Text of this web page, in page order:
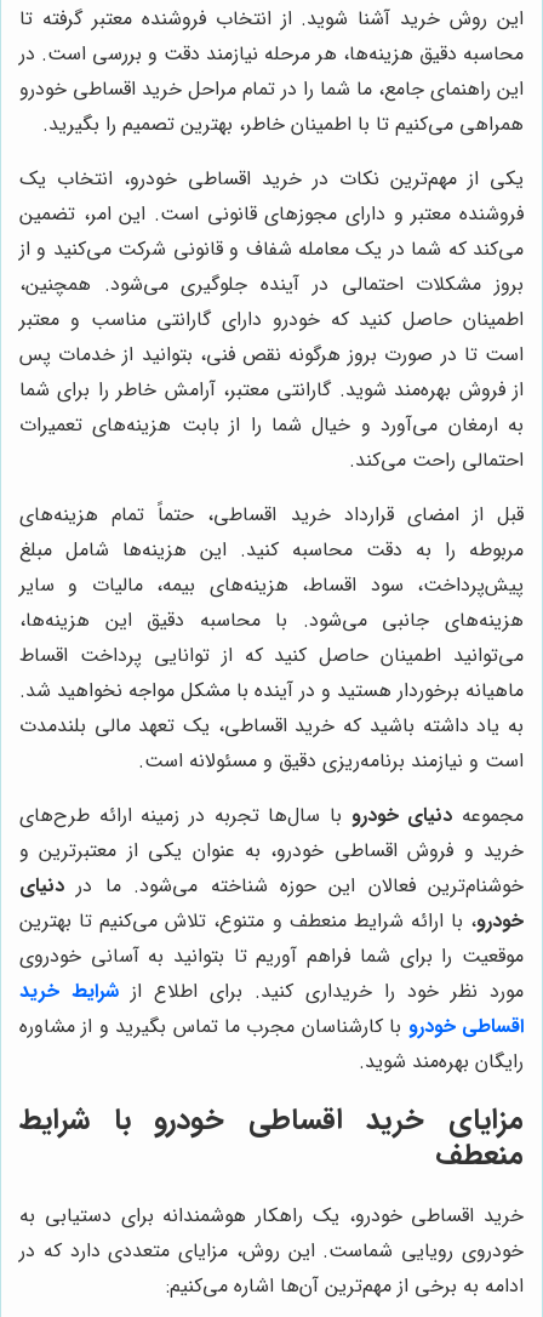
این روش خرید آشنا شوید. از انتخاب فروشنده معتبر گرفته تا
محاسبه دقیق هزینه‌ها، هر مرحله نیازمند دقت و بررسی است. در
این راهنمای جامع، ما شما را در تمام مراحل خرید اقساطی خودرو
همراهی می‌کنیم تا با اطمینان خاطر، بهترین تصمیم را بگیرید.
یکی از مهم‌ترین نکات در خرید اقساطی خودرو، انتخاب یک
فروشنده معتبر و دارای مجوزهای قانونی است. این امر، تضمین
می‌کند که شما در یک معامله شفاف و قانونی شرکت می‌کنید و از
بروز مشکلات احتمالی در آینده جلوگیری می‌شود. همچنین،
اطمینان حاصل کنید که خودرو دارای گارانتی مناسب و معتبر
است تا در صورت بروز هرگونه نقص فنی، بتوانید از خدمات پس
از فروش بهره‌مند شوید. گارانتی معتبر، آرامش خاطر را برای شما
به ارمغان می‌آورد و خیال شما را از بابت هزینه‌های تعمیرات
احتمالی راحت می‌کند.
قبل از امضای قرارداد خرید اقساطی، حتماً تمام هزینه‌های
مربوطه را به دقت محاسبه کنید. این هزینه‌ها شامل مبلغ
پیش‌پرداخت، سود اقساط، هزینه‌های بیمه، مالیات و سایر
هزینه‌های جانبی می‌شود. با محاسبه دقیق این هزینه‌ها،
می‌توانید اطمینان حاصل کنید که از توانایی پرداخت اقساط
ماهیانه برخوردار هستید و در آینده با مشکل مواجه نخواهید شد.
به یاد داشته باشید که خرید اقساطی، یک تعهد مالی بلندمدت
است و نیازمند برنامه‌ریزی دقیق و مسئولانه است.
مجموعه دنیای خودرو با سال‌ها تجربه در زمینه ارائه طرح‌های
خرید و فروش اقساطی خودرو، به عنوان یکی از معتبرترین و
خوشنام‌ترین فعالان این حوزه شناخته می‌شود. ما در دنیای
خودرو، با ارائه شرایط منعطف و متنوع، تلاش می‌کنیم تا بهترین
موقعیت را برای شما فراهم آوریم تا بتوانید به آسانی خودروی
مورد نظر خود را خریداری کنید. برای اطلاع از شرایط خرید
اقساطی خودرو با کارشناسان مجرب ما تماس بگیرید و از مشاوره
رایگان بهره‌مند شوید.
مزایای خرید اقساطی خودرو با شرایط
منعطف
خرید اقساطی خودرو، یک راهکار هوشمندانه برای دستیابی به
خودروی رویایی شماست. این روش، مزایای متعددی دارد که در
ادامه به برخی از مهم‌ترین آن‌ها اشاره می‌کنیم: